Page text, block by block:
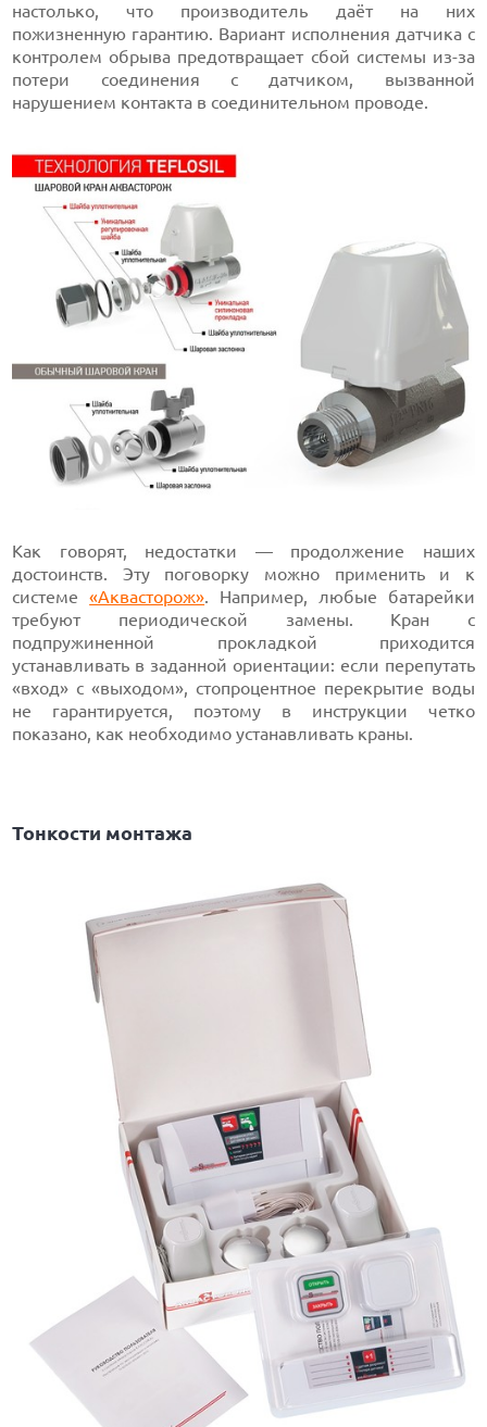
настолько, что производитель даёт на них
пожизненную гарантию. Вариант исполнения датчика с
контролем обрыва предотвращает сбой системы из-за
потери соединения с датчиком, вызванной
нарушением контакта в соединительном проводе.
Как говорят, недостатки — продолжение наших
достоинств. Эту поговорку можно применить и к
системе«Аквасторож». Например, любые батарейки
требуют периодической замены. Кран с
подпружиненной прокладкой приходится
устанавливать в заданной ориентации: если перепутать
«вход» с «выходом», стопроцентное перекрытие воды
не гарантируется, поэтому в инструкции четко
показано, как необходимо устанавливать краны.
Тонкости монтажа